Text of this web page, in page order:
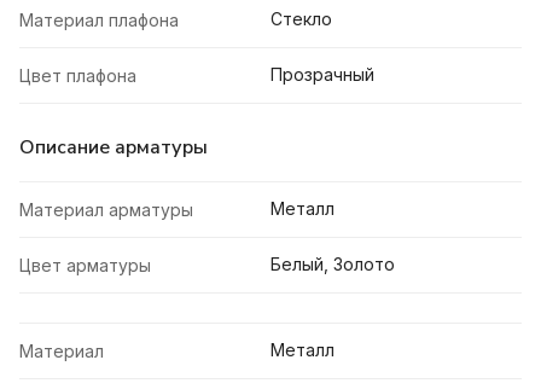
Материал плафона Стекло
Цвет плафона Прозрачный
Описание арматуры
Материал арматуры Металл
Цвет арматуры Белый, Золото
Материал Металл